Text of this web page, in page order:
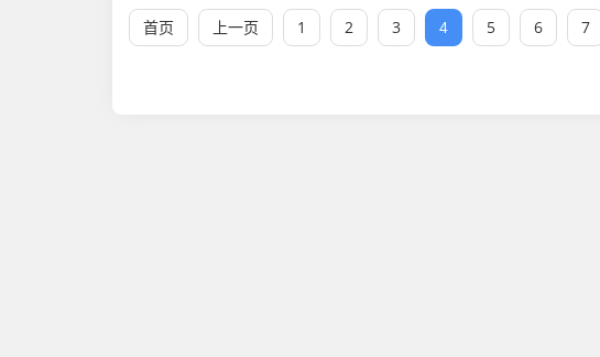
首页 上一页 1 2 3 4 5 6 7